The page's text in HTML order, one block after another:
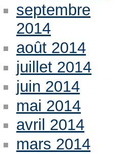
septembre
2014
août 2014
juillet 2014
juin 2014
mai 2014
avril 2014
mars 2014